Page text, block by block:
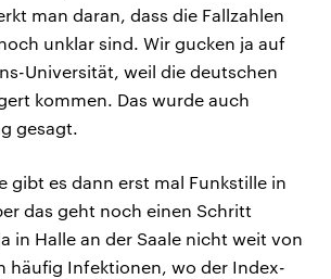
man daran, dass die Fallzahlen
unklar sind. Wir gucken ja auf
Universität, weil die deutschen
kommen. Das wurde auch
gesagt.
gibt es dann erst mal Funkstille in
das geht noch einen Schritt
in Halle an der Saale nicht weit von
häufig Infektionen, wo der Index-